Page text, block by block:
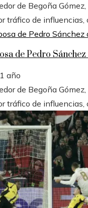
de Begoña
tráfico de influencias,
de Pedro
año
de Begoña
tráfico de influencias,